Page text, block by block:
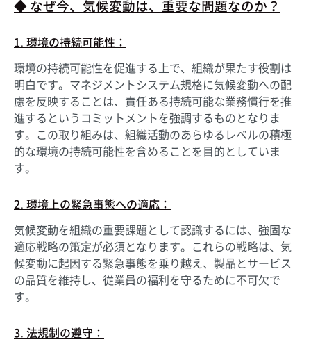
◆ なぜ今、気候変動は、重要な問題なのか？
1. 環境の持続可能性：
環境の持続可能性を促進する上で、組織が果たす役割は
明白です。マネジメントシステム規格に気候変動への配
慮を反映することは、責任ある持続可能な業務慣行を推
進するというコミットメントを強調するものとなりま
す。この取り組みは、組織活動のあらゆるレベルの積極
的な環境の持続可能性を含めることを目的としていま
す。
2. 環境上の緊急事態への適応：
気候変動を組織の重要課題として認識するには、強固な
適応戦略の策定が必須となります。これらの戦略は、気
候変動に起因する緊急事態を乗り越え、製品とサービス
の品質を維持し、従業員の福利を守るために不可欠で
す。
3. 法規制の遵守：